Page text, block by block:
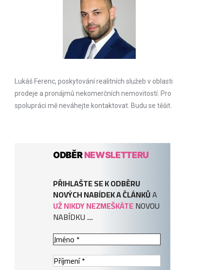
Lukáš Ferenc, poskytování realitních služeb v oblasti
prodeje a pronájmů nekomerčních nemovitostí. Pro
spolupráci mě neváhejte kontaktovat. Budu se těšit.
ODBĚRNEWSLETTERU
PŘIHLAŠTE SE K ODBĚRU
NOVÝCH NABÍDEK A ČLÁNKŮA
UŽ NIKDY NEZMEŠKÁTENOVOU
NABÍDKU ...